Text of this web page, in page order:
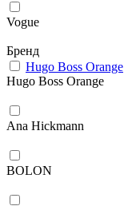
Vogue
Бренд
Hugo Boss Orange
Hugo Boss Orange
Ana Hickmann
BOLON